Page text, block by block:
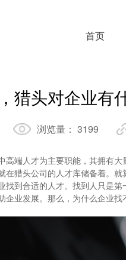
首页
猎头对企业有
浏览量： 3199
高端人才为主要职能，其拥有
在猎头公司的人才库储备着。
找到合适的人才。找到人只是
企业发展。那么，为什么企业